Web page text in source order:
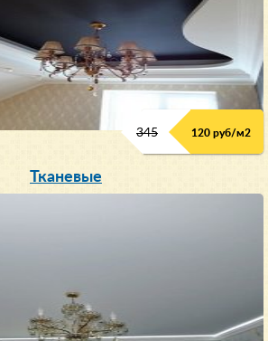
345 120 руб/м2
Тканевые